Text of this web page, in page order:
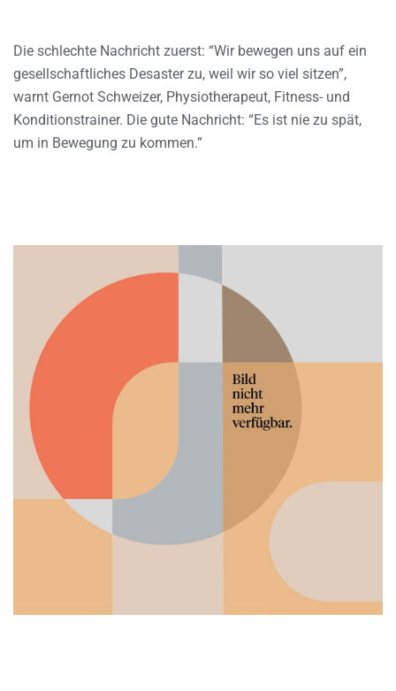
Die schlechte Nachricht zuerst: “Wir bewegen uns auf ein
gesellschaftliches Desaster zu, weil wir so viel sitzen”,
warnt Gernot Schweizer, Physiotherapeut, Fitness- und
Konditionstrainer. Die gute Nachricht: “Es ist nie zu spät,
um in Bewegung zu kommen.”